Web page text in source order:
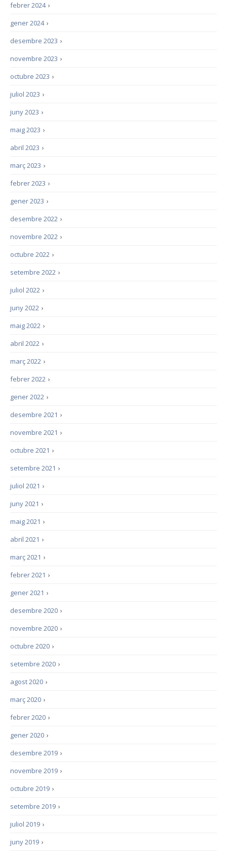
›
febrer 2024
›
gener 2024
›
desembre 2023
›
novembre 2023
›
octubre 2023
›
juliol 2023
›
juny 2023
›
maig 2023
›
abril 2023
›
març 2023
›
febrer 2023
›
gener 2023
›
desembre 2022
›
novembre 2022
›
octubre 2022
›
setembre 2022
›
juliol 2022
›
juny 2022
›
maig 2022
›
abril 2022
›
març 2022
›
febrer 2022
›
gener 2022
›
desembre 2021
›
novembre 2021
›
octubre 2021
›
setembre 2021
›
juliol 2021
›
juny 2021
›
maig 2021
›
abril 2021
›
març 2021
›
febrer 2021
›
gener 2021
›
desembre 2020
›
novembre 2020
›
octubre 2020
›
setembre 2020
›
agost 2020
›
març 2020
›
febrer 2020
›
gener 2020
›
desembre 2019
›
novembre 2019
›
octubre 2019
›
setembre 2019
›
juliol 2019
›
juny 2019